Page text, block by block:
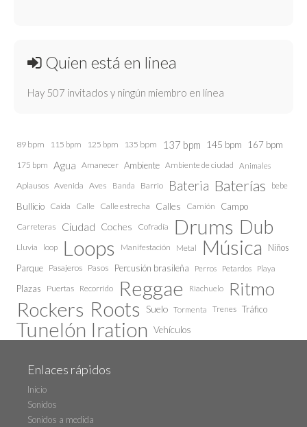
Quien está en linea
Hay 507 invitados y ningún miembro en línea
89 bpm 115 bpm 125 bpm 135 bpm 137 bpm 145 bpm 167 bpm
175 bpm Agua Amanecer Ambiente Ambiente de ciudad Animales
Aplausos Avenida Aves Banda Barrio Bateria Baterías bebe
Bullicio Caida Calle Calle estrecha Calles Camión Campo
Carreteras Ciudad Coches Cofradía Drums Dub
Lluvia loop Loops Manifestación Metal Música
Niños
Parque Pasajeros Pasos Percusión brasileña Perros Petardos Playa
Plazas Puertas Recorrido Reggae Riachuelo Ritmo
Rockers Roots Suelo Tormenta Trenes Tráfico
Tunelón Iration Vehículos
Enlaces rápidos
Inicio
Sonidos
Sonidos a medida